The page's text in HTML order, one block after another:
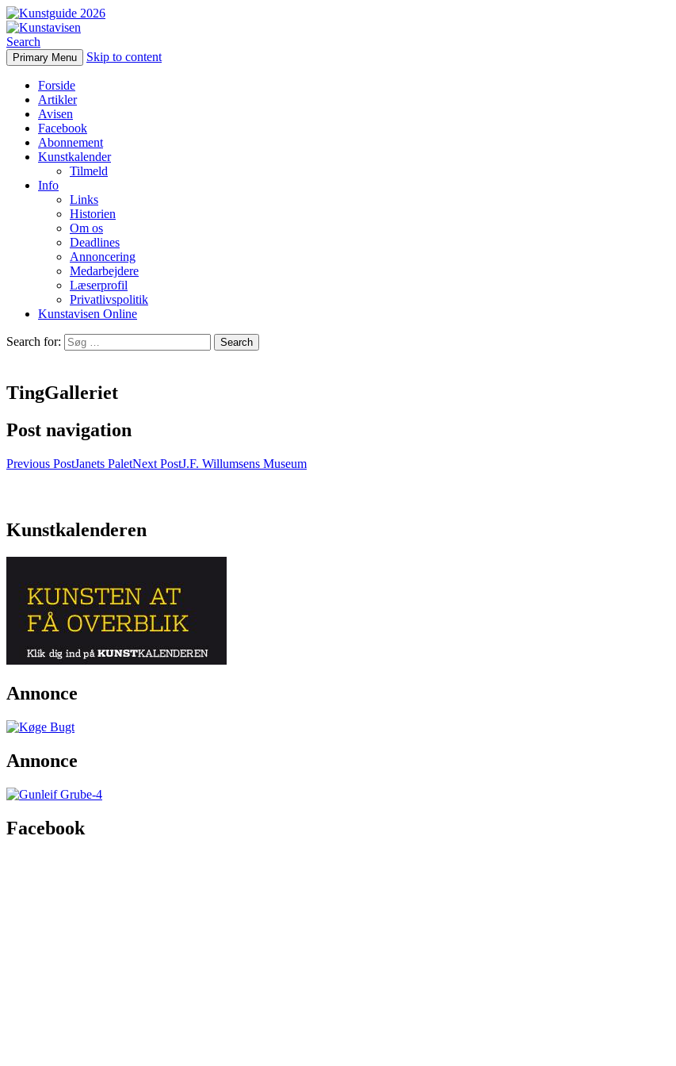
Kunstavisen
Search
Primary Menu Skip to content
Forside
Artikler
Avisen
Facebook
Abonnement
Kunstkalender
Tilmeld
Info
Links
Historien
Om os
Deadlines
Annoncering
Medarbejdere
Læserprofil
Privatlivspolitik
Kunstavisen Online
Search for:
TingGalleriet
Post navigation
Previous PostJanets PaletNext PostJ.F. Willumsens Museum
Kunstkalenderen
Annonce
Annonce
Facebook